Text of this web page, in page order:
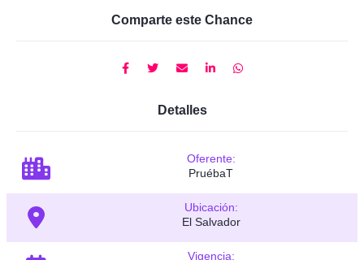
Comparte este Chance
Detalles
Oferente:
PruébaT
Ubicación:
El Salvador
Vigencia: